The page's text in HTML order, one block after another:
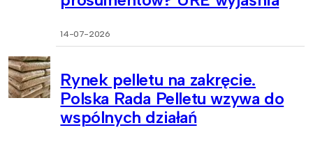
14-07-2026
Rynek pelletu na zakręcie.
Polska Rada Pelletu wzywa do
wspólnych działań